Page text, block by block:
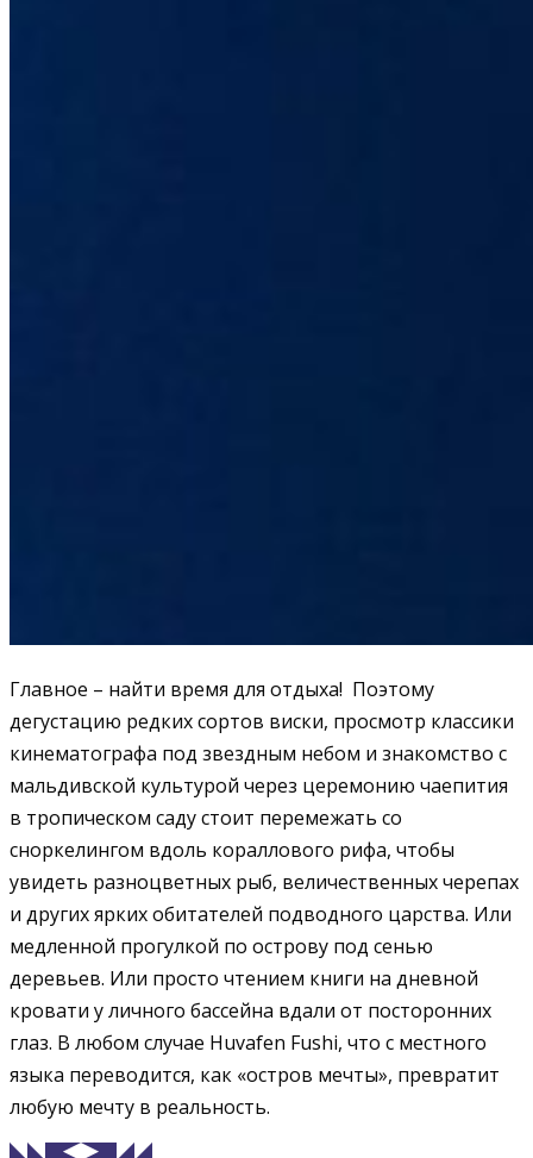
Главное – найти время для отдыха! Поэтому
дегустацию редких сортов виски, просмотр классики
кинематографа под звездным небом и знакомство с
мальдивской культурой через церемонию чаепития
в тропическом саду стоит перемежать со
сноркелингом вдоль кораллового рифа, чтобы
увидеть разноцветных рыб, величественных черепах
и других ярких обитателей подводного царства. Или
медленной прогулкой по острову под сенью
деревьев. Или просто чтением книги на дневной
кровати у личного бассейна вдали от посторонних
глаз. В любом случае Huvafen Fushi, что с местного
языка переводится, как «остров мечты», превратит
любую мечту в реальность.